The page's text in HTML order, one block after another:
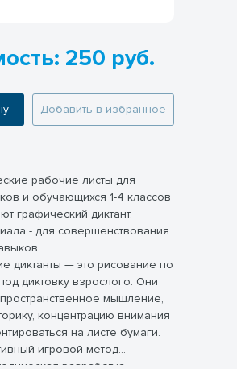
250 руб.
Добавить в избранное
рабочие листы для
и обучающихся 1-4 классов
графический диктант.
- для совершенствования
диктанты — это рисование по
диктовку взрослого. Они
мышление,
концентрацию внимания
на листе бумаги.
игровой метод
к школе.
разработка